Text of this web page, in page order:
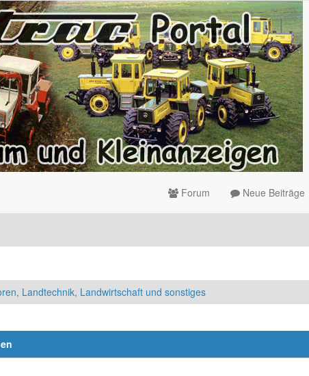
Forum Neue Beiträge
Landtechnik, Landwirtschaft und sonstiges